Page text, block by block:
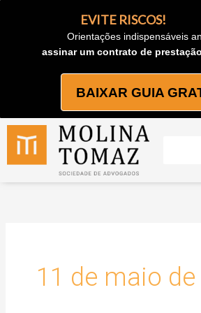
EVITE RISCOS!
Orientações indispensáveis
assinar um contrato de
BAIXAR GUIA
11 de maio